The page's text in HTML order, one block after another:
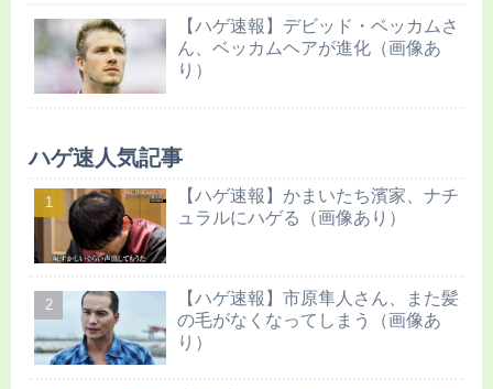
【ハゲ速報】デビッド・ベッカムさ
ん、ベッカムヘアが進化（画像あ
り）
ハゲ速人気記事
【ハゲ速報】かまいたち濱家、ナチ
ュラルにハゲる（画像あり）
【ハゲ速報】市原隼人さん、また髪
の毛がなくなってしまう（画像あ
り）